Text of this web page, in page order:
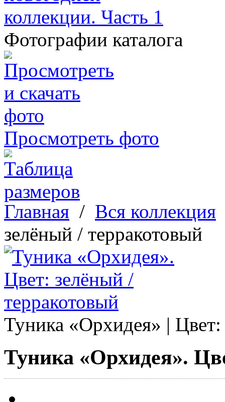
Фотографии каталога
Просмотреть фото
Главная / Вся коллекция
зелёный / терракотовый
Туника «Орхидея» |
Туника «Орхидея».